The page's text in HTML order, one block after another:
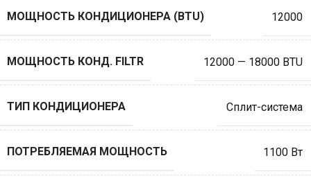
МОЩНОСТЬ КОНДИЦИОНЕРА (BTU) 12000
МОЩНОСТЬ КОНД. FILTR 12000 — 18000 BTU
ТИП КОНДИЦИОНЕРА Сплит-система
ПОТРЕБЛЯЕМАЯ МОЩНОСТЬ 1100 Вт